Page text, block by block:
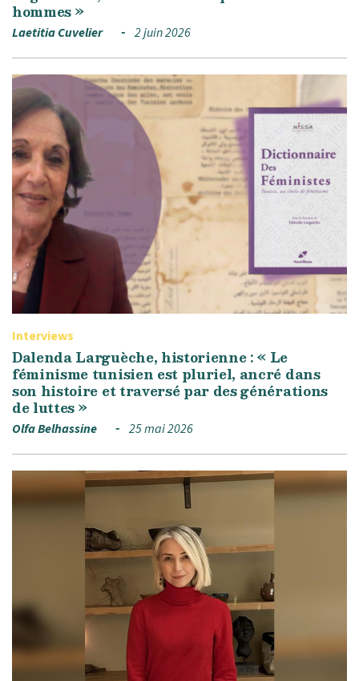
hommes »
Laetitia Cuvelier 2 juin 2026
Interviews
Dalenda Larguèche, historienne : « Le
féminisme tunisien est pluriel, ancré dans
son histoire et traversé par des générations
de luttes »
Olfa Belhassine 25 mai 2026